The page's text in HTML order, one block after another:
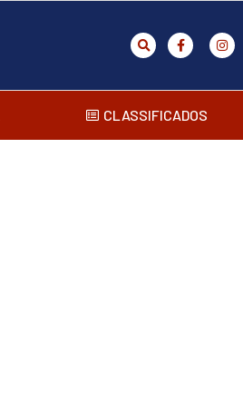
CLASSIFICADOS